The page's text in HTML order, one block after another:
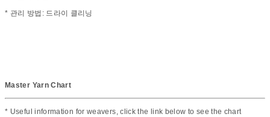
* 관리 방법: 드라이 클리닝
Master Yarn Chart
* Useful information for weavers, click the link below to see the chart